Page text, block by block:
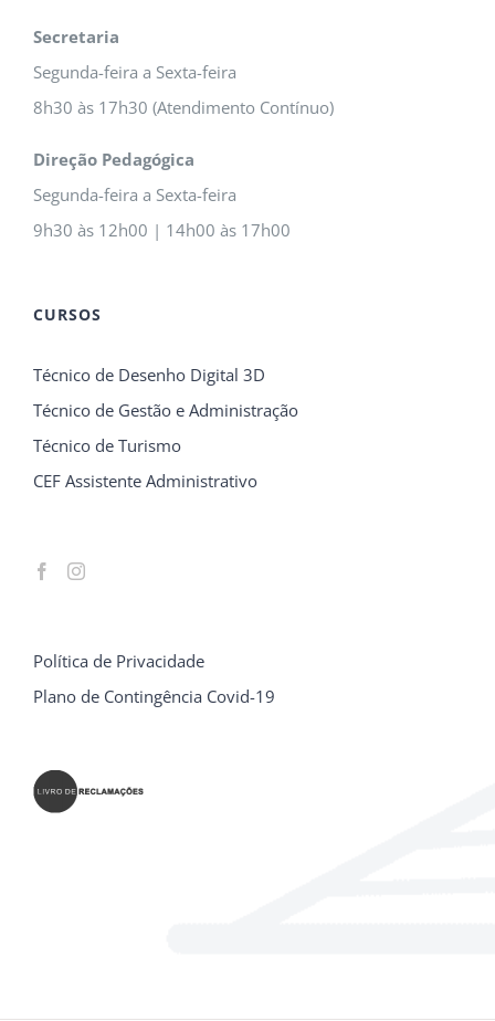
Secretaria
Segunda-feira a Sexta-feira
8h30 às 17h30 (Atendimento Contínuo)
Direção Pedagógica
Segunda-feira a Sexta-feira
9h30 às 12h00 | 14h00 às 17h00
CURSOS
Técnico de Desenho Digital 3D
Técnico de Gestão e Administração
Técnico de Turismo
CEF Assistente Administrativo
Política de Privacidade
Plano de Contingência Covid-19